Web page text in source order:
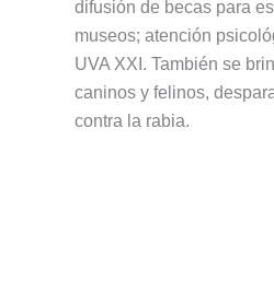
difusión de becas para
museos; atención
UVA XXI. También se
caninos y felinos,
contra la rabia.